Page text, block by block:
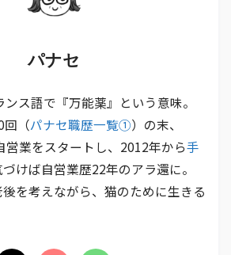
パナセ
ンス語で『万能薬』という意味。
回（パナセ職歴一覧①）の末、
営業をスタートし、2012年から手
けば自営業歴22年のアラ還に。
を考えながら、猫のために生きる